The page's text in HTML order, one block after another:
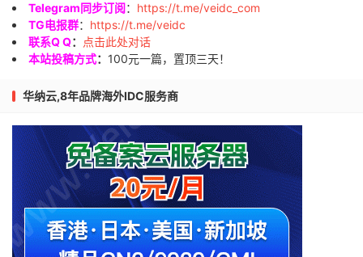
Telegram同步订阅： https://t.me/veidc_com
TG电报群： https://t.me/veidc
联系Q Q：
点击此处对话
本站投稿方式： 100元一篇，置顶三天！
华纳云,8年品牌海外IDC服务商